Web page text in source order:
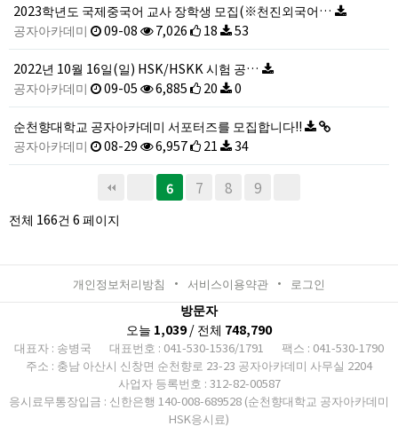
2023학년도 국제중국어 교사 장학생 모집(※천진외국어…
공자아카데미
09-08 7,026 18 53
2022년 10월 16일(일) HSK/HSKK 시험 공…
공자아카데미
09-05 6,885 20 0
순천향대학교 공자아카데미 서포터즈를 모집합니다!!
공자아카데미
08-29 6,957 21 34
6 7 8 9
전체 166건 6 페이지
개인정보처리방침 서비스이용약관 로그인
방문자
오늘 1,039/ 전체 748,790
대표자 : 송병국 대표번호 : 041-530-1536/1791
팩스 : 041-530-1790
주소 : 충남 아산시 신창면 순천향로 23-23 공자아카데미 사무실 2204
사업자 등록번호 : 312-82-00587
응시료무통장입금 : 신한은행 140-008-689528 (순천향대학교 공자아카데미
HSK응시료)